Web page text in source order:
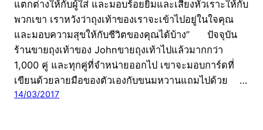
แตกต่างให้กับผู้ใส่ และมอบร้อยยิ้มและเสียงหัวเราะให้กับ
พวกเขา เราหวังว่าถุงเท้าของเราจะเข้าไปอยู่ในใจคุณ
และมอบความสุขให้กับชีวิตของคุณได้บ้าง” ปัจจุบัน
ร้านขายถุงเท้าของ Johnขายถุงเท้าไปแล้วมากกว่า
1,000 คู่ และทุกคู่ที่จำหน่ายออกไป เขาจะมอบการ์ดที่
เขียนด้วยลายมือของตัวเองกับขนมหวานแถมไปด้วย …
14/03/2017